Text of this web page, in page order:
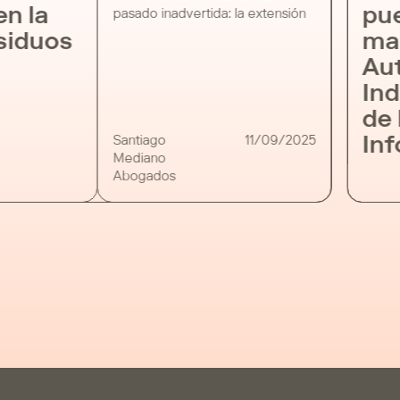
la
pasado inadvertida: la extensión
coloca a los titulares catastrales
[…]
Santiago
Mediano
Abogados
11/09/2025
de